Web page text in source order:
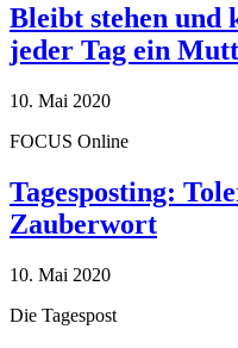
Bleibt stehen
jeder Tag ein
10. Mai 2020
FOCUS Online
Tagesposting:
Zauberwort
10. Mai 2020
Die Tagespost